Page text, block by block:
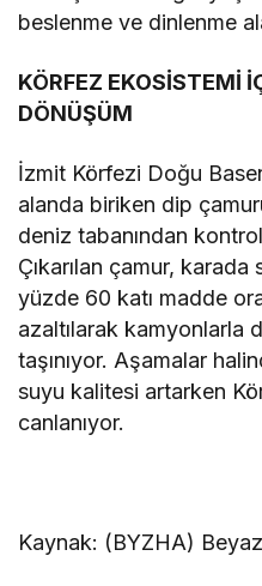
beslenme ve dinlenme
KÖRFEZ EKOSİSTEMİ
DÖNÜŞÜM
İzmit Körfezi Doğu
alanda biriken dip
deniz tabanından
Çıkarılan çamur, karada
yüzde 60 katı madde
azaltılarak kamyonlarla
taşınıyor. Aşamalar
suyu kalitesi artarken
canlanıyor.
Kaynak: (BYZHA)